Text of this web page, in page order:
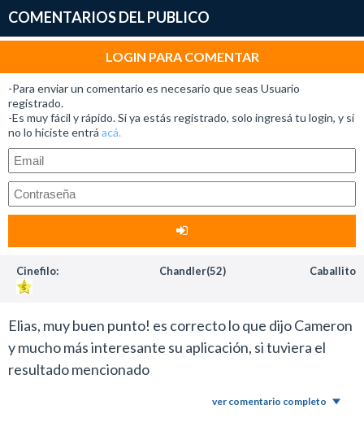
COMENTARIOS DEL PUBLICO
LOGIN PARA COMENTAR
-Para enviar un comentario es necesario que seas Usuario
registrado.
-Es muy fácil y rápido. Si ya estás registrado, solo ingresá tu login, y si
no lo hiciste entrá acá.
Cinefilo: Chandler(52) Caballito
Elias, muy buen punto! es correcto lo que dijo Cameron
y mucho más interesante su aplicación, si tuviera el
resultado mencionado
ver comentario completo